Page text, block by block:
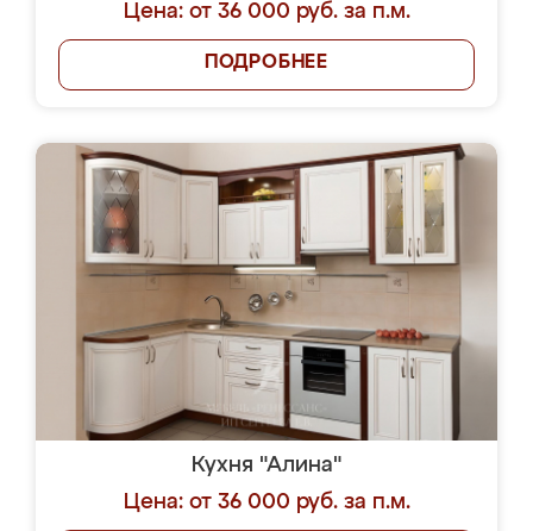
Цена: от 36 000 руб. за п.м.
ПОДРОБНЕЕ
Кухня "Алина"
Цена: от 36 000 руб. за п.м.